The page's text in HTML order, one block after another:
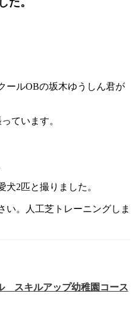
ールOBの坂木ゆうしん君が
ています。
2匹と撮りました。
い。人工芝トレーニングしま
スキルアップ幼稚園コース